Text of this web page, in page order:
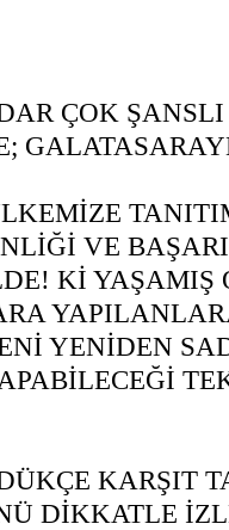
ÇOK
VE
Kİ YAŞAMIŞ
YENİDEN
KARŞIT
DİKKATLE